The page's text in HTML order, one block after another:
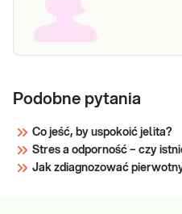
Podobne pytania
Co jeść, by uspokoić jelita?
Stres a odporność – czy
Jak zdiagnozować